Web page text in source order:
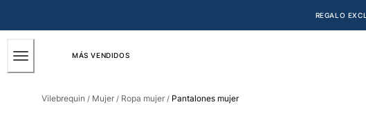
CONTENIDO
PRINCIPAL
REGALO
MÁS VENDIDOS
Ver todo Hombre
Vilebrequin / Mujer / Ropa mujer / Pantalones mujer